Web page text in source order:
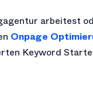
arbeitest
Onpage
Keyword